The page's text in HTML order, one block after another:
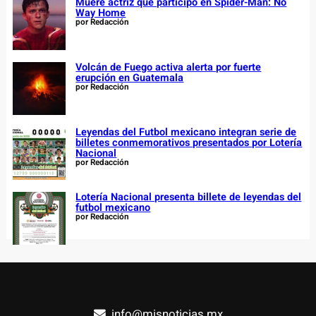
Way Home
por Redacción
Volcán de Fuego activa alerta por fuerte
erupción en Guatemala
por Redacción
Leyendas del Futbol mexicano integran serie de
billetes conmemorativos presentados por Lotería
Nacional
por Redacción
Lotería Nacional presenta billete de leyendas del
futbol mexicano
por Redacción